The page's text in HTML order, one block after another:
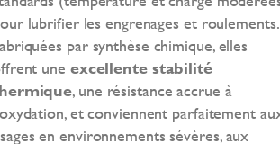
lubrifier les engrenages et roulements.
par synthèse chimique, elles
une excellente stabilité
, une résistance accrue à
et conviennent parfaitement
en environnements sévères, aux